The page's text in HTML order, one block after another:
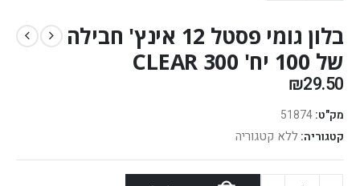
בלון גומי פסטל 12 אינץ' חבילה
של 100 יח' CLEAR 300
₪29.50
מק"ט: 51874
קטגוריה: ללא קטגוריה